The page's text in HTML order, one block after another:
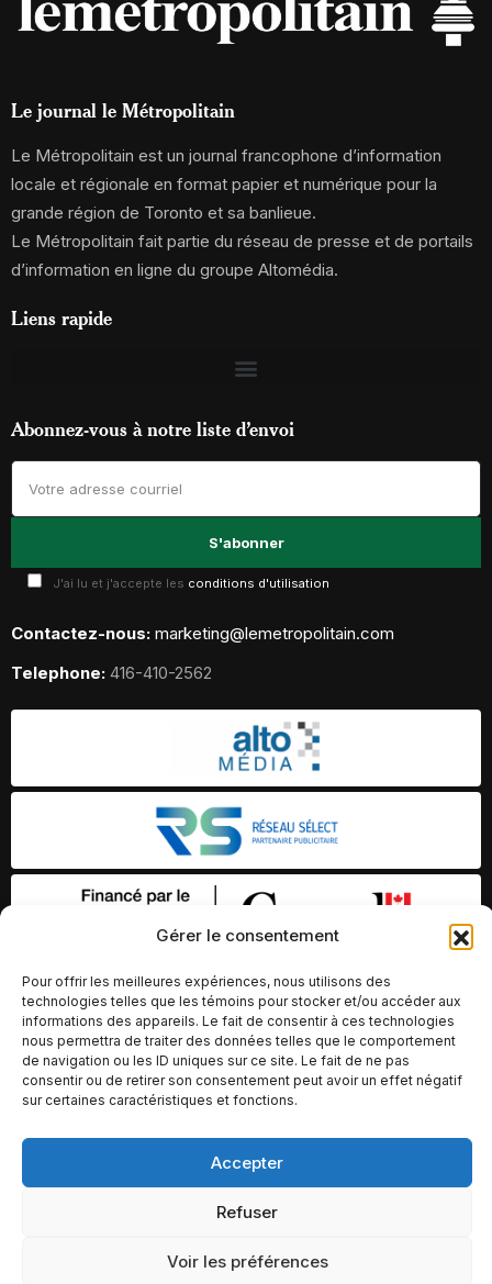
Gérer le consentement
Pour offrir les meilleures expériences, nous utilisons des
technologies telles que les témoins pour stocker et/ou accéder aux
informations des appareils. Le fait de consentir à ces technologies
nous permettra de traiter des données telles que le comportement
de navigation ou les ID uniques sur ce site. Le fait de ne pas
consentir ou de retirer son consentement peut avoir un effet négatif
sur certaines caractéristiques et fonctions.
Accepter
Refuser
Voir les préférences
Le journal le Métropolitain
Le Métropolitain est un journal francophone d’information
locale et régionale en format papier et numérique pour la
grande région de Toronto et sa banlieue.
Le Métropolitain fait partie du réseau de presse et de portails
d’information en ligne du groupe Altomédia.
Liens rapide
Abonnez-vous à notre liste d’envoi
J'ai lu et j'accepte les conditions d'utilisation
Contactez-nous: marketing@lemetropolitain.com
Telephone: 416-410-2562
© Copyright 2026 – Altomédia Inc |
Ce site internet a été conçu et développé par Chameleon Ideas